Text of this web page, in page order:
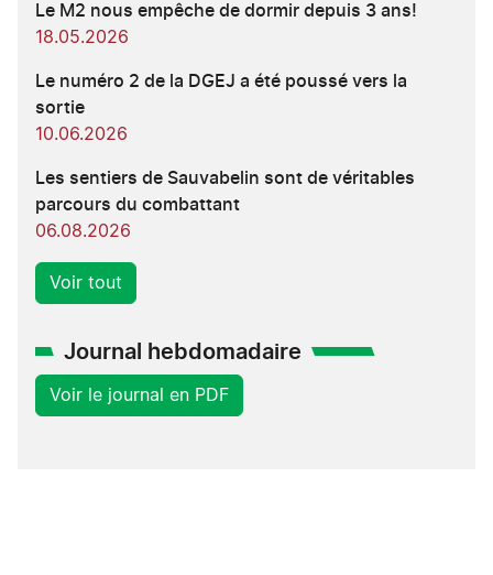
Le M2 nous empêche de dormir depuis 3 ans!
18.05.2026
Le numéro 2 de la DGEJ a été poussé vers la
sortie
10.06.2026
Les sentiers de Sauvabelin sont de véritables
parcours du combattant
06.08.2026
Voir tout
Journal hebdomadaire
Voir le journal en PDF